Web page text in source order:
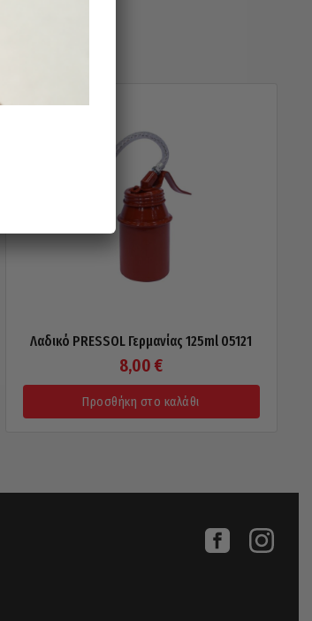
Λαδικό PRESSOL Γερμανίας 125ml 05121
8,00 €
Προσθήκη στο καλάθι